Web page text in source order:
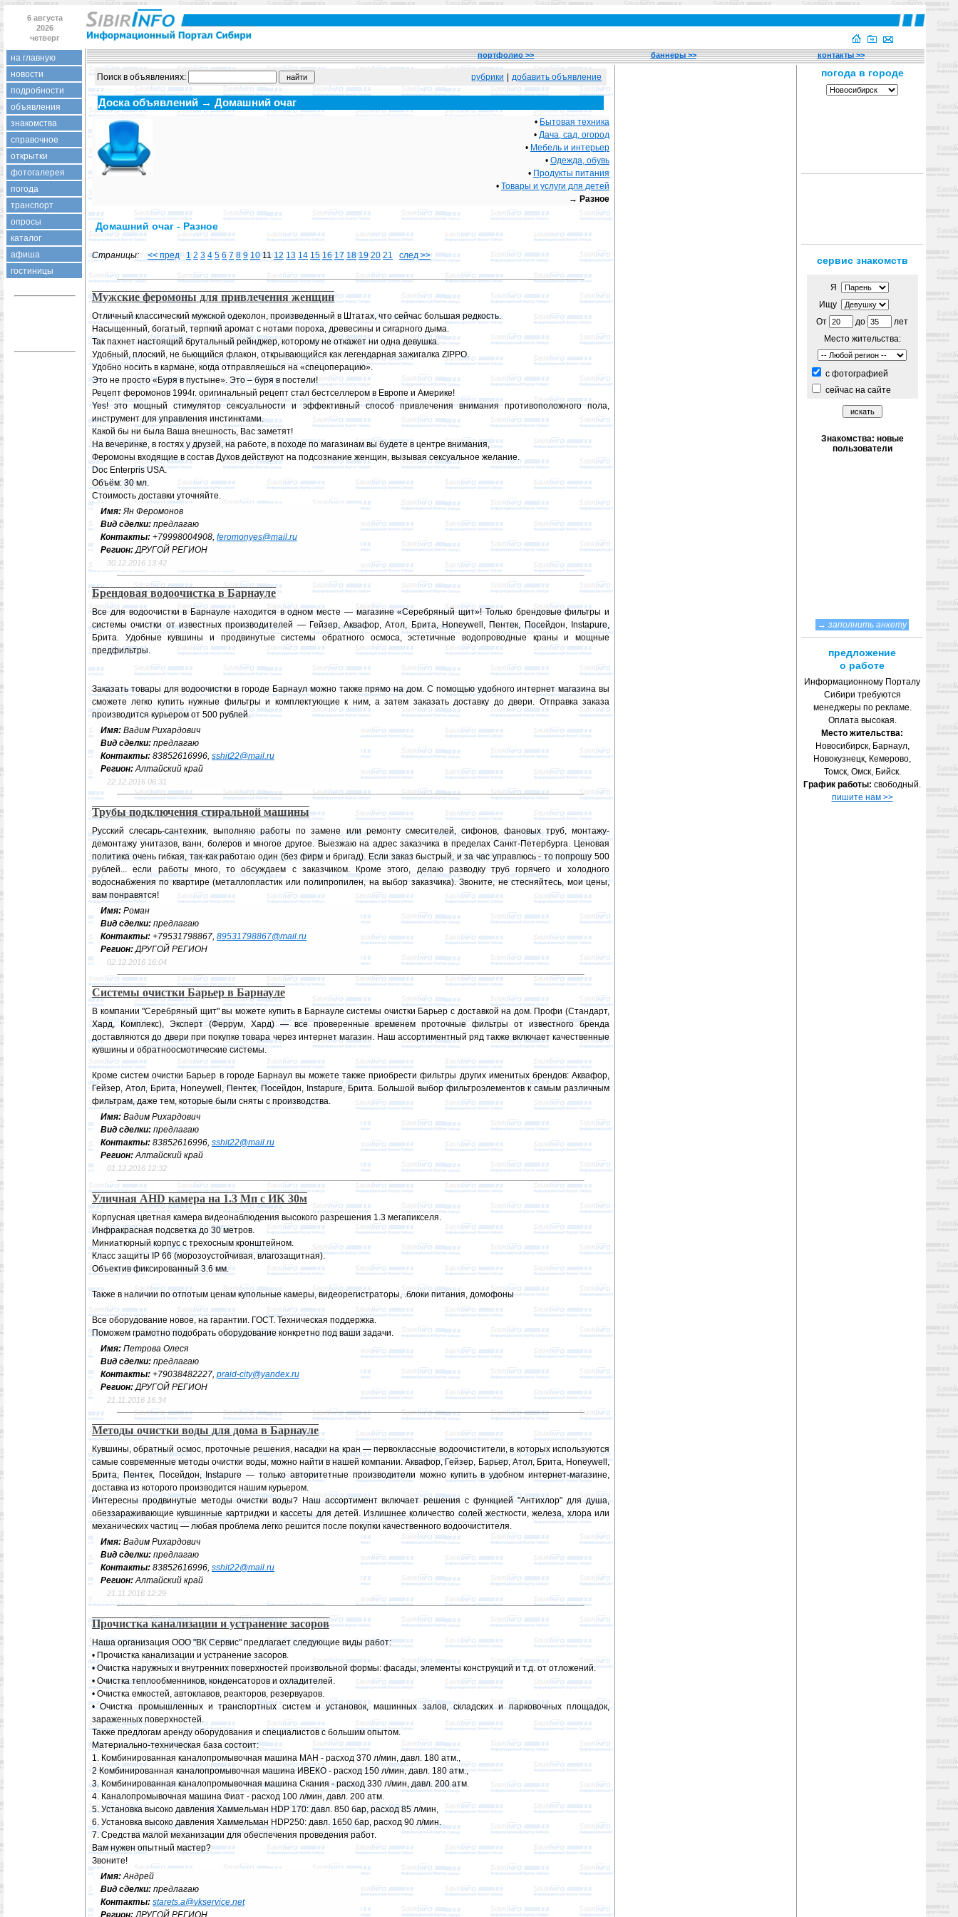
6 августа
2026
четверг
на главную
новости
подробности
объявления
знакомства
справочное
открытки
фотогалерея
погода
транспорт
опросы
каталог
афиша
гостиницы
портфолио >> баннеры >> контакты >>
Поиск в объявлениях: рубрики добавить объявление
Доска объявлений → Домашний очаг
• Бытовая техника
• Дача, сад, огород
• Мебель и интерьер
• Одежда, обувь
• Продукты питания
• Товары и услуги для детей
→ Разное
Домашний очаг - Разное
Страницы: << пред 1 2 3 4 5 6 7 8 9 101112 13 14 15 16 17 18 19 20 21 след >>
Мужские феромоны для привлечения женщин
Отличный классический мужской одеколон, произведенный в Штатах, что сейчас большая редкость.
Насыщенный, богатый, терпкий аромат с нотами пороха, древесины и сигарного дыма.
Так пахнет настоящий брутальный рейнджер, которому не откажет ни одна девушка.
Удобный, плоский, не бьющийся флакон, открывающийся как легендарная зажигалка ZIPPO.
Удобно носить в кармане, когда отправляешься на «спецоперацию».
Это не просто «Буря в пустыне». Это – буря в постели!
Рецепт феромонов 1994г. оригинальный рецепт стал бестселлером в Европе и Америке!
Yes! это мощный стимулятор сексуальности и эффективный способ привлечения внимания противоположного пола,
инструмент для управления инстинктами.
Какой бы ни была Ваша внешность, Вас заметят!
На вечеринке, в гостях у друзей, на работе, в походе по магазинам вы будете в центре внимания,
Феромоны входящие в состав Духов действуют на подсознание женщин, вызывая сексуальное желание.
Doc Enterpris USA.
Объём: 30 мл.
Стоимость доставки уточняйте.
Имя:Ян Феромонов
Вид сделки: предлагаю
Контакты: +79998004908, feromonyes@mail.ru
Регион:ДРУГОЙ РЕГИОН
30.12.2016 13:42
Брендовая водоочистка в Барнауле
Все для водоочистки в Барнауле находится в одном месте — магазине «Серебряный щит»! Только брендовые фильтры и
системы очистки от известных производителей — Гейзер, Аквафор, Атол, Брита, Honeywell, Пентек, Посейдон, Instapure,
Брита. Удобные кувшины и продвинутые системы обратного осмоса, эстетичные водопроводные краны и мощные
предфильтры.
Заказать товары для водоочистки в городе Барнаул можно также прямо на дом. С помощью удобного интернет магазина вы
сможете легко купить нужные фильтры и комплектующие к ним, а затем заказать доставку до двери. Отправка заказа
производится курьером от 500 рублей.
Имя: Вадим Рихардович
Вид сделки: предлагаю
Контакты: 83852616996, sshit22@mail.ru
Регион:Алтайский край
22.12.2016 06:31
Трубы подключения стиральной машины
Русский слесарь-сантехник, выполняю работы по замене или ремонту смесителей, сифонов, фановых труб, монтажу-
демонтажу унитазов, ванн, болеров и многое другое. Выезжаю на адрес заказчика в пределах Санкт-Петербурга. Ценовая
политика очень гибкая, так-как работаю один (без фирм и бригад). Если заказ быстрый, и за час управлюсь - то попрошу 500
рублей... если работы много, то обсуждаем с заказчиком. Кроме этого, делаю разводку труб горячего и холодного
водоснабжения по квартире (металлопластик или полипропилен, на выбор заказчика). Звоните, не стесняйтесь, мои цены,
вам понравятся!
Имя: Роман
Вид сделки: предлагаю
Контакты: +79531798867, 89531798867@mail.ru
Регион:ДРУГОЙ РЕГИОН
02.12.2016 16:04
Системы очистки Барьер в Барнауле
В компании "Серебряный щит" вы можете купить в Барнауле системы очистки Барьер с доставкой на дом. Профи (Стандарт,
Хард, Комплекс), Эксперт (Феррум, Хард) — все проверенные временем проточные фильтры от известного бренда
доставляются до двери при покупке товара через интернет магазин. Наш ассортиментный ряд также включает качественные
кувшины и обратноосмотические системы.
Кроме систем очистки Барьер в городе Барнаул вы можете также приобрести фильтры других именитых брендов: Аквафор,
Гейзер, Атол, Брита, Honeywell, Пентек, Посейдон, Instapure, Брита. Большой выбор фильтроэлементов к самым различным
фильтрам, даже тем, которые были сняты с производства.
Имя: Вадим Рихардович
Вид сделки: предлагаю
Контакты: 83852616996, sshit22@mail.ru
Регион:Алтайский край
01.12.2016 12:32
Уличная AHD камера на 1.3 Мп с ИК 30м
Корпусная цветная камера видеонаблюдения высокого разрешения 1.3 мегапикселя.
Инфракрасная подсветка до 30 метров.
Миниатюрный корпус с трехосным кронштейном.
Класс защиты IP 66 (морозоустойчивая, влагозащитная).
Объектив фиксированный 3.6 мм.
Также в наличии по отпотым ценам купольные камеры, видеорегистраторы, .блоки питания, домофоны
Все оборудование новое, на гарантии. ГОСТ. Техническая поддержка.
Поможем грамотно подобрать оборудование конкретно под ваши задачи.
Имя: Петрова Олеся
Вид сделки: предлагаю
Контакты: +79038482227, praid-city@yandex.ru
Регион:ДРУГОЙ РЕГИОН
21.11.2016 16:34
Методы очистки воды для дома в Барнауле
Кувшины, обратный осмос, проточные решения, насадки на кран — первоклассные водоочистители, в которых используются
самые современные методы очистки воды, можно найти в нашей компании. Аквафор, Гейзер, Барьер, Атол, Брита, Honeywell,
Брита, Пентек, Посейдон, Instapure — только авторитетные производители можно купить в удобном интернет-магазине,
доставка из которого производится нашим курьером.
Интересны продвинутые методы очистки воды? Наш ассортимент включает решения с функцией "Антихлор" для душа,
обеззараживающие кувшинные картриджи и кассеты для детей. Излишнее количество солей жесткости, железа, хлора или
механических частиц — любая проблема легко решится после покупки качественного водоочистителя.
Имя: Вадим Рихардович
Вид сделки: предлагаю
Контакты: 83852616996, sshit22@mail.ru
Регион:Алтайский край
21.11.2016 12:29
Прочистка канализации и устранение засоров
Наша организация ООО "ВК Сервис" предлагает следующие виды работ:
• Прочистка канализации и устранение засоров.
• Очистка наружных и внутренних поверхностей произвольной формы: фасады, элементы конструкций и т.д. от отложений.
• Очистка теплообменников, конденсаторов и охладителей.
• Очистка емкостей, автоклавов, реакторов, резервуаров.
• Очистка промышленных и транспортных систем и установок, машинных залов, складских и парковочных площадок,
зараженных поверхностей.
Также предлогам аренду оборудования и специалистов с большим опытом.
Материально-техническая база состоит:
1. Комбинированная каналопромывочная машина МАН - расход 370 л/мин, давл. 180 атм.,
2 Комбинированная каналопромывочная машина ИВЕКО - расход 150 л/мин, давл. 180 атм.,
3. Комбинированная каналопромывочная машина Скания - расход 330 л/мин, давл. 200 атм.
4. Каналопромывочная машина Фиат - расход 100 л/мин, давл. 200 атм.
5. Установка высоко давления Хаммельман HDP 170: давл. 850 бар, расход 85 л/мин,
6. Установка высоко давления Хаммельман HDP250: давл. 1650 бар, расход 90 л/мин.
7. Средства малой механизации для обеспечения проведения работ.
Вам нужен опытный мастер?
Звоните!
Имя:Андрей
Вид сделки: предлагаю
Контакты: starets.a@vkservice.net
Регион: ДРУГОЙ РЕГИОН
сервис знакомств
Я
Ищу
От
до
лет
Место жительства:
c фотографией
сейчас на сайте
→ заполнить анкету
предложение
о работе
Информационному Порталу
Сибири требуются
менеджеры по рекламе.
Оплата высокая.
Место жительства:
Новосибирск, Барнаул,
Новокузнецк, Кемерово,
Томск, Омск, Бийск.
График работы: свободный.
пишите нам >>